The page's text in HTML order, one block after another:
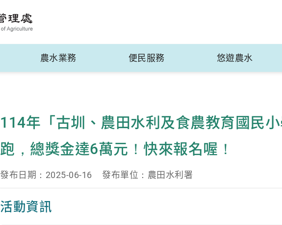
農水業務 便民服務 悠遊農水
114年「古圳、農田水利及食農教育國民
跑，總獎金達6萬元！快來報名喔！
發布日期：2025-06-16 發布單位：農田水利署
活動資訊